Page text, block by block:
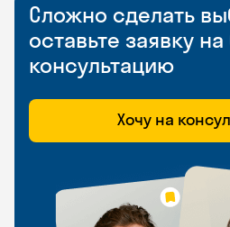
Сложно сделать
оставьте заявку
консультацию
Хочу на